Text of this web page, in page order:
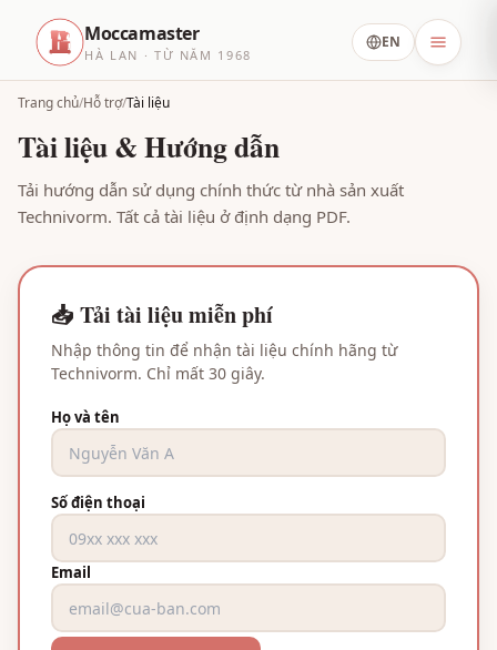
Moccamaster
HÀ LAN · TỪ NĂM 1968
EN
Trang chủ/Hỗ trợ/Tài liệu
Tài liệu & Hướng dẫn
Tải hướng dẫn sử dụng chính thức từ nhà sản xuất
Technivorm. Tất cả tài liệu ở định dạng PDF.
📥 Tải tài liệu miễn phí
Nhập thông tin để nhận tài liệu chính hãng từ
Technivorm. Chỉ mất 30 giây.
Họ và tên
Số điện thoại
Email